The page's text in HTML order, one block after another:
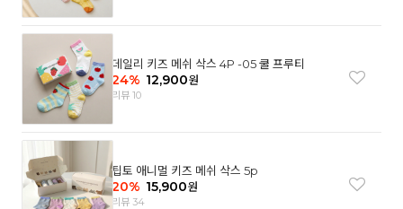
데일리 키즈 메쉬 삭스 4P -05 쿨 프루티
24% 12,900원
리뷰 10
팁토 애니멀 키즈 메쉬 삭스 5p
20% 15,900원
리뷰 34